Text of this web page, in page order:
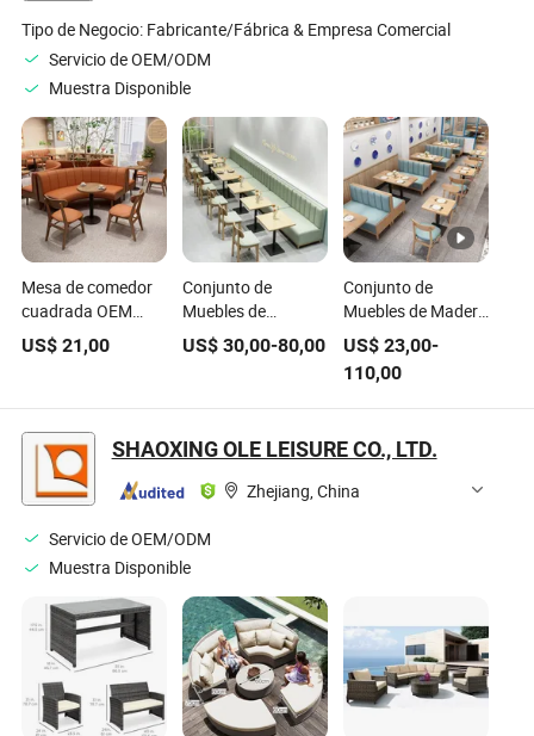
Tipo de Negocio: Fabricante/Fábrica & Empresa Comercial
Servicio de OEM/ODM
Muestra Disponible
Mesa de comedor
cuadrada OEM
ODM con tapa de
madera y patas de
sillas y sofá
tapizado para
cafetería, conjunto
de muebles para
restaurante
US$21,00
Conjunto de
Muebles de
Restaurante
Moderno Sofá de
Mesa de Comedor
Metal
US$ 30,00-80,00
Conjunto de
Muebles de Madera
para Restaurante
con Sofá, Mesa y
Silla para Cafetería
US$ 23,00-
110,00
SHAOXING OLE LEISURE CO., LTD.
Zhejiang, China
Servicio de OEM/ODM
Muestra Disponible